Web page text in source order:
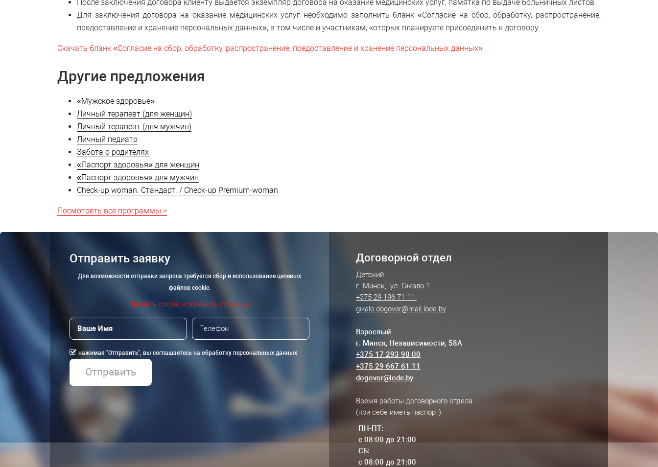
После заключения договора клиенту выдается экземпляр договора на оказание медицинских услуг, памятка по выдаче больничных листов.
Для заключения договора на оказание медицинских услуг необходимо заполнить бланк «Согласие на сбор, обработку, распространение,
предоставление и хранение персональных данных», в том числе и участникам, которых планируете присоединить к договору.
Скачать бланк «Согласие на сбор, обработку, распространение, предоставление и хранение персональных данных»
Другие предложения
«Мужское здоровье»
Личный терапевт (для женщин)
Личный терапевт (для мужчин)
Личный педиатр
Забота о родителях
«Паспорт здоровья» для женщин
«Паспорт здоровья» для мужчин
Check-up woman. Стандарт. / Check-up Premium-woman
Посмотреть все программы >
Отправить заявку
Для возможности отправки запроса требуется сбор и использование целевых
файлов cookie.
Принять cookie и обновить страницу
нажимая "Отправить", вы соглашаетесь на обработку персональных данных
Отправить
Договорной отдел
Детский
г. Минск, ул. Гикало 1
+375 29 196 71 11
gikalo.dogovor@mail.lode.by
Взрослый
г. Минск, Независимости, 58А
+375 17 293 90 00
+375 29 667 61 11
dogovor@lode.by
Время работы договорного отдела
(при себе иметь паспорт)
ПН-ПТ:
с 08:00 до 21:00
СБ:
с 08:00 до 21:00